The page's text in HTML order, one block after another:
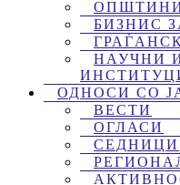
БИЗНИС
НАУЧНИ
ОДНОСИ СО
ВЕСТИ
ОГЛАСИ
СЕДНИЦИ